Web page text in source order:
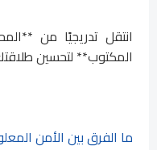
انتقل تدريجيًا من
المكتوب** لتحسين
ما الفرق بين الأمن